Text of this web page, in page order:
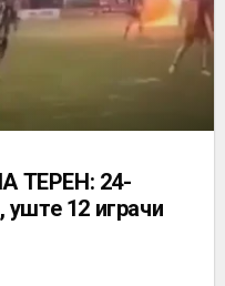
ТЕРЕН: 24-
12 играчи